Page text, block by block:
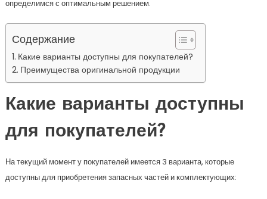
определимся с оптимальным решением.
Содержание
Какие варианты доступны для покупателей?
Преимущества оригинальной продукции
Какие варианты доступны
для покупателей?
На текущий момент у покупателей имеется 3 варианта, которые
доступны для приобретения запасных частей и комплектующих: